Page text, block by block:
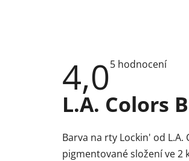
4,0Průměrné
4,0
z
hvězdiček.
5 hodnocení
L.A. Colors
Barva na rty Lockin' od
pigmentované složení ve 2